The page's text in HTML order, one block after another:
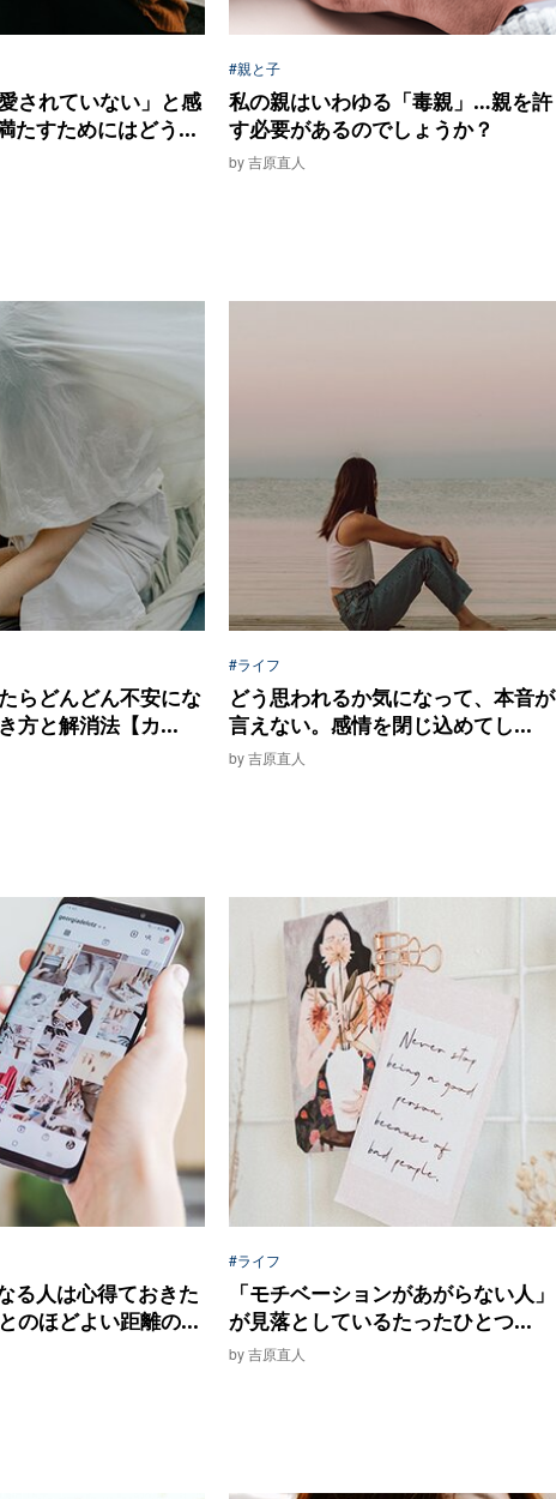
されていない」と感
たすためにはどう...
#親と子
私の親はいわゆる「毒親」…親を許
す必要があるのでしょうか？
by 吉原直人
らどんどん不安にな
方と解消法【カ...
#ライフ
どう思われるか気になって、本音が
言えない。感情を閉じ込めてし...
by 吉原直人
る人は心得ておきた
のほどよい距離の...
#ライフ
「モチベーションがあがらない人」
が見落としているたったひとつ...
by 吉原直人